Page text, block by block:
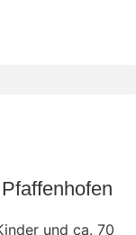
und ca. 70